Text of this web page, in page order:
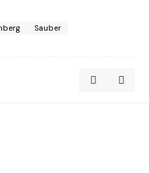
Sauber